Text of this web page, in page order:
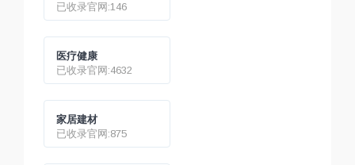
已收录官网:146
医疗健康
已收录官网:4632
家居建材
已收录官网:875